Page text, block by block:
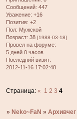
Сообщений: 447
Уважение: +16
Позитив: +2
Пол: Мужской
Возраст: 38 [1988-03-18]
Провел на форуме:
5 дней 0 часов
Последний визит:
2012-11-16 17:02:48
Страница:« 1 2 3 4
»Neko~FaN »Архивчег